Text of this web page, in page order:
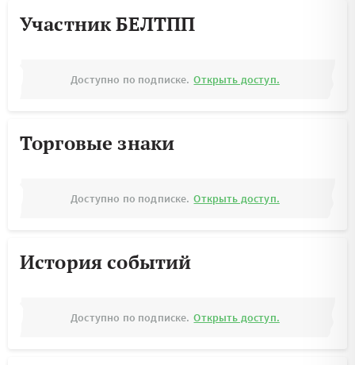
Участник БЕЛТПП
Доступно по подписке. Открыть доступ.
Торговые знаки
Доступно по подписке. Открыть доступ.
История событий
Доступно по подписке. Открыть доступ.